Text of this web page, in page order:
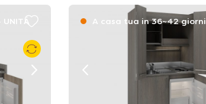
UNITÁ A casa tua in 36~42 giorni